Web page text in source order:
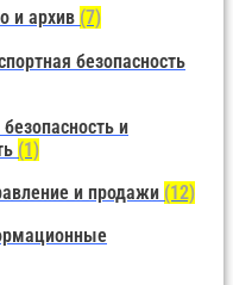
и архив (7)
безопасность
и
(1)
и продажи (12)